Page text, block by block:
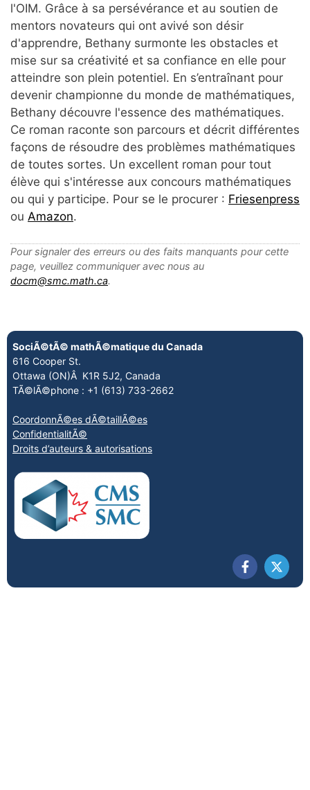
l'OIM. Grâce à sa persévérance et au soutien de
mentors novateurs qui ont avivé son désir
d'apprendre, Bethany surmonte les obstacles et
mise sur sa créativité et sa confiance en elle pour
atteindre son plein potentiel. En s’entraînant pour
devenir championne du monde de mathématiques,
Bethany découvre l'essence des mathématiques.
Ce roman raconte son parcours et décrit différentes
façons de résoudre des problèmes mathématiques
de toutes sortes. Un excellent roman pour tout
élève qui s'intéresse aux concours mathématiques
ou qui y participe. Pour se le procurer : Friesenpress
ou Amazon.
Pour signaler des erreurs ou des faits manquants pour cette
page, veuillez communiquer avec nous au
docm@smc.math.ca.
SociÃ©tÃ© mathÃ©matique du Canada
616 Cooper St.
Ottawa (ON)Â K1R 5J2, Canada
TÃ©lÃ©phone : +1 (613) 733-2662
CoordonnÃ©es dÃ©taillÃ©es
ConfidentialitÃ©
Droits d’auteurs & autorisations